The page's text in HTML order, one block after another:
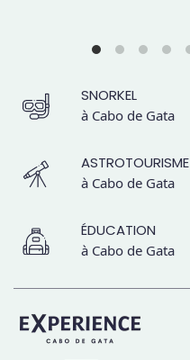
SNORKEL
à Cabo de Gata
ASTROTOURISME
à Cabo de Gata
ÉDUCATION
à Cabo de Gata